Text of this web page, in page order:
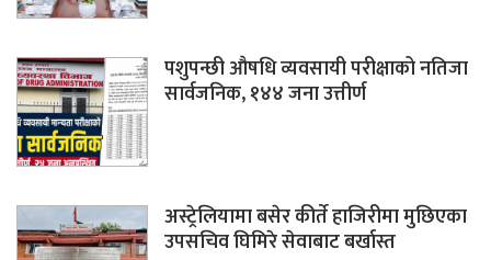
पशुपन्छी औषधि व्यवसायी परीक्षाको नतिजा
सार्वजनिक, १४४ जना उत्तीर्ण
अस्ट्रेलियामा बसेर कीर्ते हाजिरीमा मुछिएका
उपसचिव घिमिरे सेवाबाट बर्खास्त